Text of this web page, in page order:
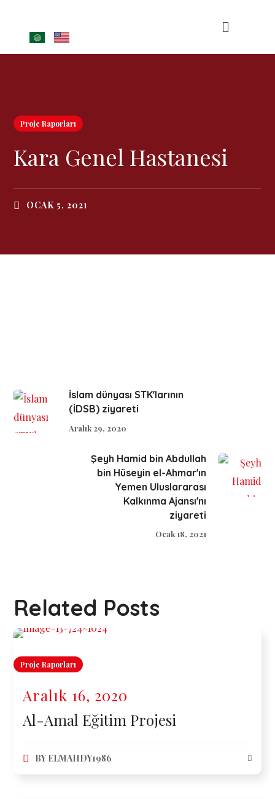
Proje Raporları
Kara Genel Hastanesi
OCAK 5, 2021
İslam dünyası STK'larının
(İDSB) ziyareti
Aralık 29, 2020
Şeyh Hamid bin Abdullah
bin Hüseyin el-Ahmar'ın
Yemen Uluslararası
Kalkınma Ajansı'nı
ziyareti
Ocak 18, 2021
Related Posts
Proje Raporları
Aralık 16, 2020
Al-Amal Eğitim Projesi
BY ELMAHDY1986